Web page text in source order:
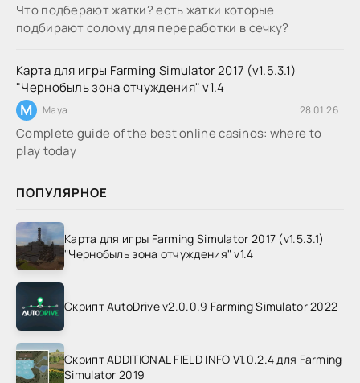
Что подберают жатки? есть жатки которые
подбирают солому для переработки в сечку?
Карта для игры Farming Simulator 2017 (v1.5.3.1)
"Чернобыль зона отчуждения" v1.4
M Maya 28.01.26
Complete guide of the best online casinos: where to
play today
ПОПУЛЯРНОЕ
Карта для игры Farming Simulator 2017 (v1.5.3.1)
"Чернобыль зона отчуждения" v1.4
Скрипт AutoDrive v2.0.0.9 Farming Simulator 2022
Скрипт ADDITIONAL FIELD INFO V1.0.2.4 для Farming
Simulator 2019